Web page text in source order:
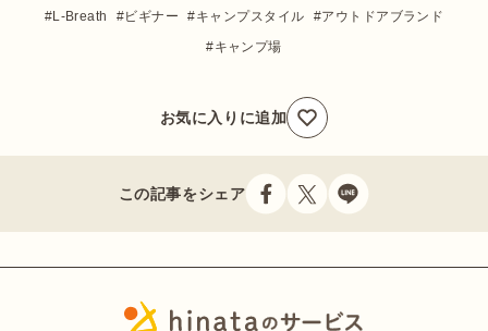
L-Breath ビギナー キャンプスタイル
アウトドアブランド
キャンプ場
お気に入りに追加
この記事をシェア